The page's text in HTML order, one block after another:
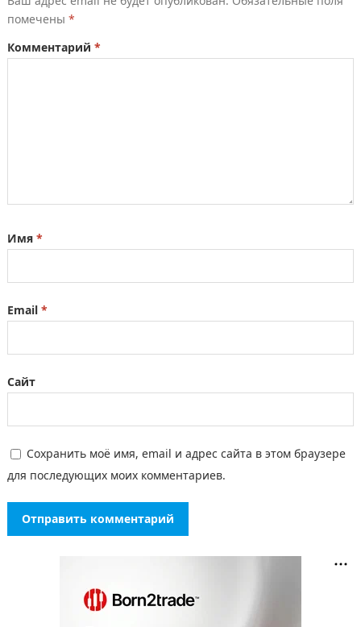
помечены *
Комментарий *
Имя *
Email *
Сайт
Сохранить моё имя, email и адрес сайта в этом браузере
для последующих моих комментариев.